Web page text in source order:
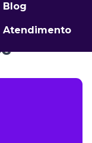
Blog
Atendimento
no